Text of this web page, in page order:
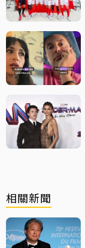
相關新聞